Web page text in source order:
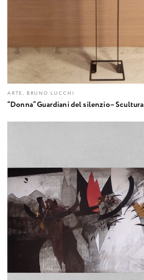
ARTE, BRUNO LUCCHI
“Donna” Guardiani del silenzio– Scultura